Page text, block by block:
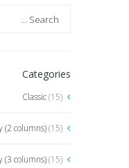
Categories
Classic(15)
(2 columns)(15)
(3 columns)(15)